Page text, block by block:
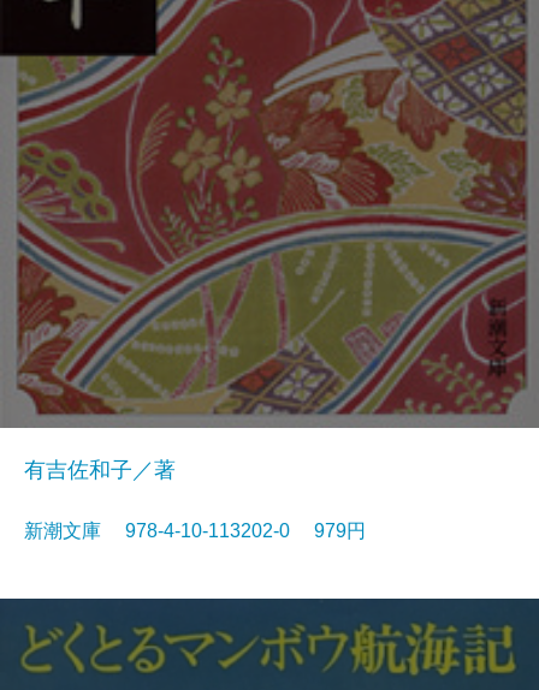
有吉佐和子／著
新潮文庫 978-4-10-113202-0 979円